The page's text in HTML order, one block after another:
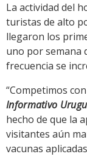
La actividad del
turistas de alto
llegaron los
uno por semana
frecuencia se
“Competimos
Informativo
hecho de que la
visitantes aún
vacunas